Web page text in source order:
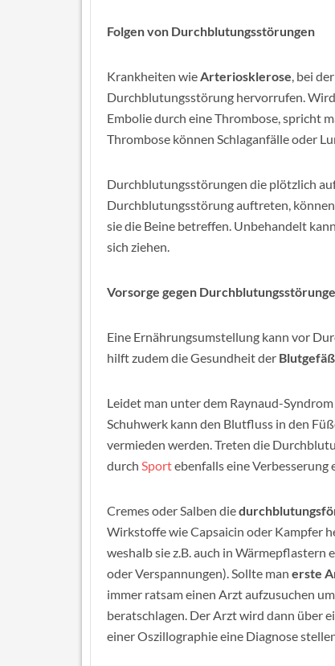
Folgen von Durchblutungsstörungen
Krankheiten wieArteriosklerose, bei
Durchblutungsstörung hervorrufen.
Embolie durch eine Thrombose, spricht
Thrombose können Schlaganfälle oder
Durchblutungsstörungen die plötzlich
Durchblutungsstörung auftreten,
sie die Beine betreffen. Unbehandelt
sich ziehen.
Vorsorge gegen
Eine Ernährungsumstellung kann vor
hilft zudem die Gesundheit der
Leidet man unter dem Raynaud-
Schuhwerk kann den Blutfluss in den
vermieden werden. Treten die
durch Sportebenfalls eine Verbesserung
Cremes oder Salben die
Wirkstoffe wie Capsaicin oder Kampfer
weshalb sie z.B. auch in
oder Verspannungen). Sollte man erste
immer ratsam einen Arzt aufzusuchen
beratschlagen. Der Arzt wird dann über
einer Oszillographie eine Diagnose